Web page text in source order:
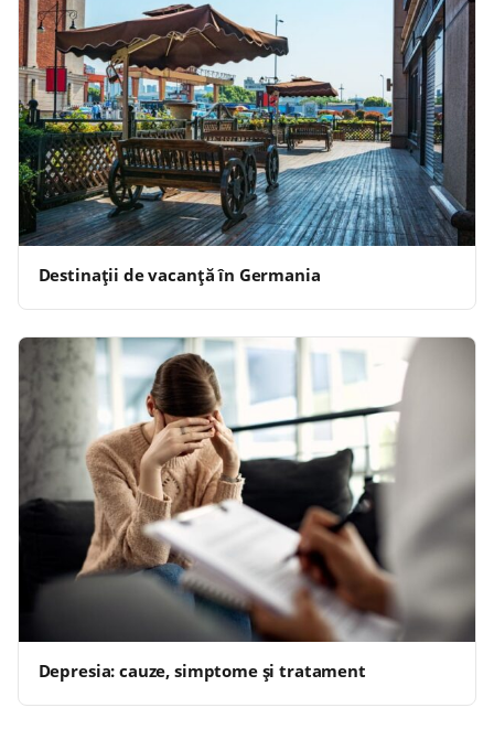
Destinații de vacanță în Germania
Depresia: cauze, simptome și tratament